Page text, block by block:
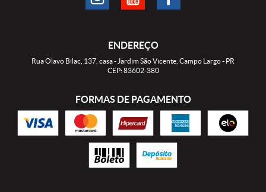
ENDEREÇO
Rua Olavo Bilac, 137, casa- Jardim São Vicente, Campo Largo- PR
CEP: 83602-380
FORMAS DE PAGAMENTO